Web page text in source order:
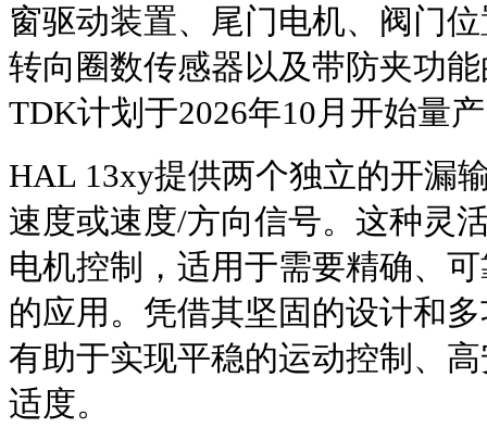
窗驱动装置、尾门电机、阀门
转向圈数传感器以及带防夹功
TDK计划于2026年10月开始量
HAL 13xy提供两个独立的开漏
速度或速度/方向信号。这种灵
电机控制，适用于需要精确、
的应用。凭借其坚固的设计和
有助于实现平稳的运动控制、
适度。